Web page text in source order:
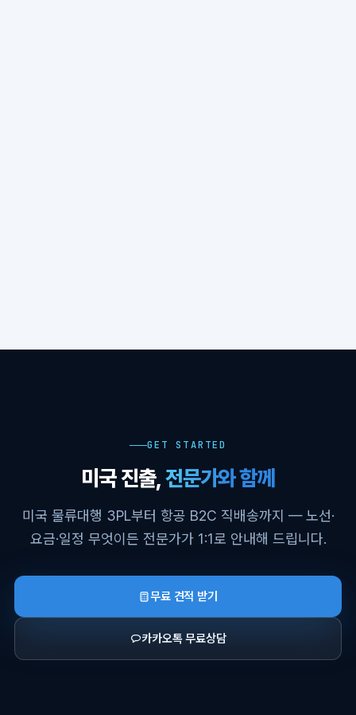
GET STARTED
미국 진출,전문가와 함께
미국 물류대행 3PL부터 항공 B2C 직배송까지 — 노선·
요금·일정 무엇이든 전문가가 1:1로 안내해 드립니다.
무료 견적 받기
카카오톡 무료상담